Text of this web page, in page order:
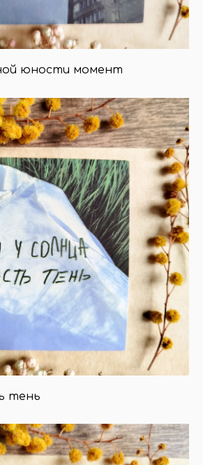
юности момент
тень